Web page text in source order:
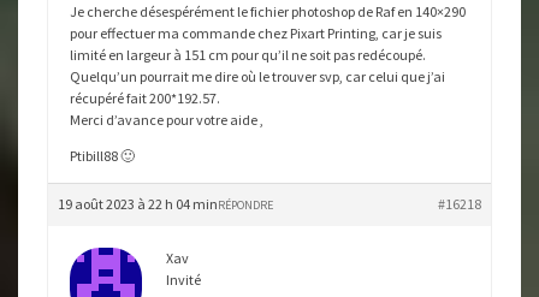
Je cherche désespérément le fichier photoshop de Raf en 140×290
pour effectuer ma commande chez Pixart Printing, car je suis
limité en largeur à 151 cm pour qu’il ne soit pas redécoupé.
Quelqu’un pourrait me dire où le trouver svp, car celui que j’ai
récupéré fait 200*192.57.
Merci d’avance pour votre aide ,
Ptibill88 🙂
19 août 2023 à 22 h 04 min #16218
RÉPONDRE
Xav
Invité